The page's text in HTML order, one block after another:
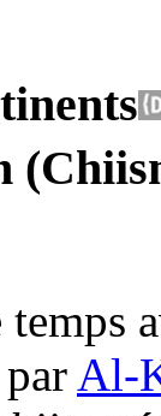
temps
Al-